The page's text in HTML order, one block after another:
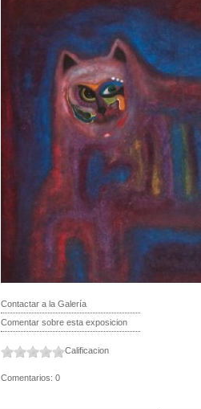
Contactar a la Galería
Comentar sobre esta exposicion
Calificacion
Comentarios: 0